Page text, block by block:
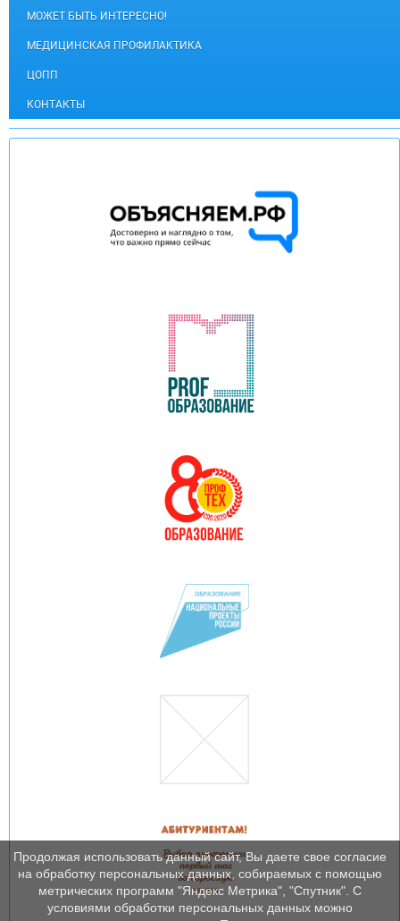
МОЖЕТ БЫТЬ ИНТЕРЕСНО!
МЕДИЦИНСКАЯ ПРОФИЛАКТИКА
ЦОПП
КОНТАКТЫ
Продолжая использовать данный сайт, Вы даете свое согласие
на обработку персональных данных, собираемых с помощью
метрических программ "Яндекс Метрика", "Спутник". С
условиями обработки персональных данных можно